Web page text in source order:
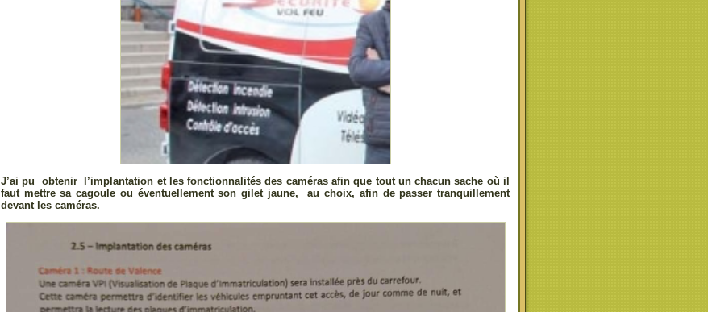
J’ai pu obtenir l’implantation et les fonctionnalités des caméras afin que tout un chacun sache où il
faut mettre sa cagoule ou éventuellement son gilet jaune, au choix, afin de passer tranquillement
devant les caméras.